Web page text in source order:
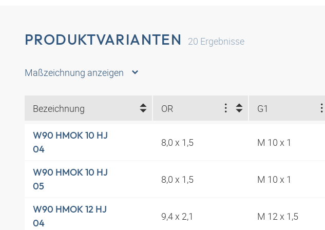
PRODUKTVARIANTEN 20 Ergebnisse
Maßzeichnung anzeigen
Bezeichnung OR G1
W90 HMOK 10 HJ
04
8,0 x 1,5 M 10 x 1
W90 HMOK 10 HJ
05
8,0 x 1,5 M 10 x 1
W90 HMOK 12 HJ
04
9,4 x 2,1 M 12 x 1,5